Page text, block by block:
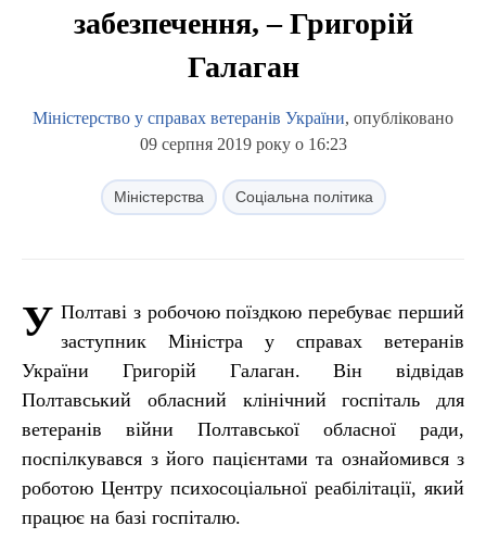
забезпечення, – Григорій
Галаган
Міністерство у справах ветеранів України, опубліковано
09 серпня 2019 року о 16:23
Міністерства Соціальна політика
У Полтаві з робочою поїздкою перебуває перший
заступник Міністра у справах ветеранів
України Григорій Галаган. Він відвідав
Полтавський обласний клінічний госпіталь для
ветеранів війни Полтавської обласної ради,
поспілкувався з його пацієнтами та ознайомився з
роботою Центру психосоціальної реабілітації, який
працює на базі госпіталю.